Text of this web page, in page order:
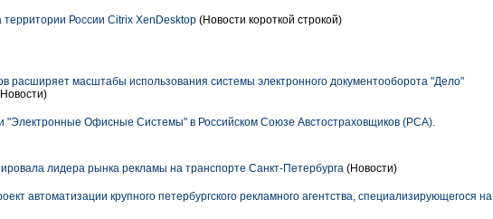
территории России Citrix XenDesktop (Новости короткой строкой)
расширяет масштабы использования системы электронного документооборота "Дело"
"Электронные Офисные Системы" в Российском Союзе Австостраховщиков (РСА).
лидера рынка рекламы на транспорте Санкт-Петербурга (Новости)
автоматизации крупного петербургского рекламного агентства, специализирующегося на